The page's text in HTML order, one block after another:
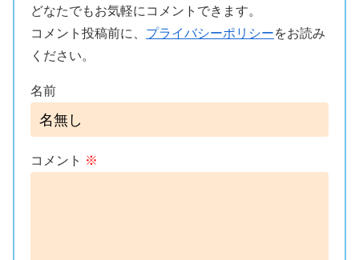
どなたでもお気軽にコメントできます。
コメント投稿前に、 プライバシーポリシーをお読み
ください。
名前
コメント ※